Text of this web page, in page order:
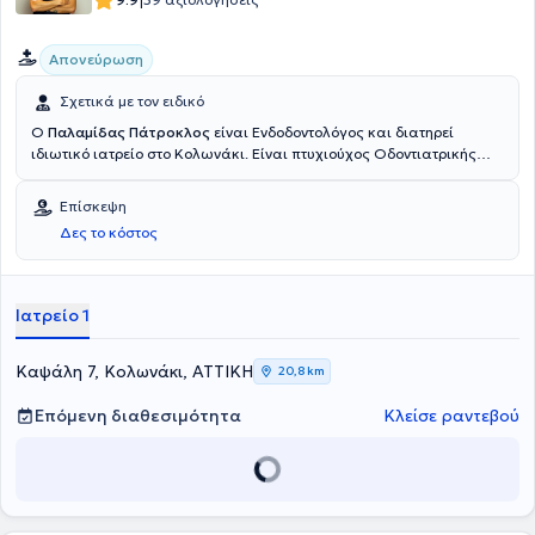
Απονεύρωση
Σχετικά με τον ειδικό
Ο Παλαμίδας Πάτροκλος είναι Ενδοδοντολόγος και διατηρεί
ιδιωτικό ιατρείο στο Κολωνάκι. Είναι πτυχιούχος Οδοντιατρικής
μετεκπαιδευτεί στην Ενδοδοντία στο Columbia University της Νέας
Υόρκης. Μέλος της AAE (American Association of Endodontists).
Τέλος, διαθέτει πολυετή εμπειρία και κατάρτιση.
Επίσκεψη
Δες το κόστος
Ιατρείο 1
Καψάλη 7, Κολωνάκι, ΑΤΤΙΚΗ 20,8 km
Επόμενη διαθεσιμότητα Κλείσε ραντεβού